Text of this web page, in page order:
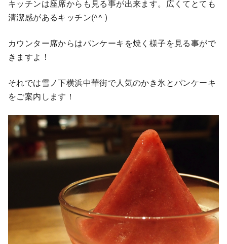
キッチンは座席からも見る事が出来ます。広くてとても
清潔感があるキッチン(^^ )
カウンター席からはパンケーキを焼く様子を見る事がで
きますよ！
それでは雪ノ下横浜中華街で人気のかき氷とパンケーキ
をご案内します！